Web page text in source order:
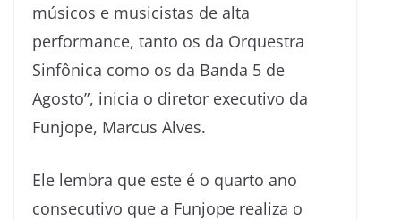
músicos e musicistas de alta
performance, tanto os da Orquestra
Sinfônica como os da Banda 5 de
Agosto”, inicia o diretor executivo da
Funjope, Marcus Alves.
Ele lembra que este é o quarto ano
consecutivo que a Funjope realiza o